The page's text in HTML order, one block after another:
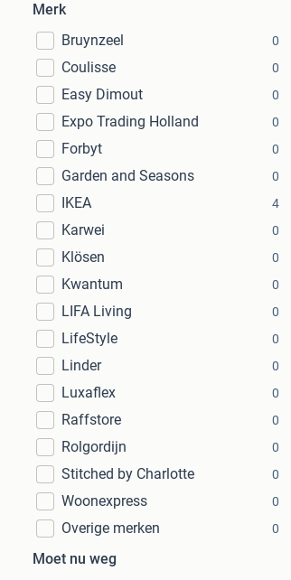
Merk
Bruynzeel
0
Coulisse 0
Easy Dimout 0
Expo Trading Holland 0
Forbyt 0
Garden and Seasons 0
IKEA 4
Karwei 0
Klösen 0
Kwantum 0
LIFA Living 0
LifeStyle 0
Linder 0
Luxaflex 0
Raffstore 0
Rolgordijn 0
Stitched by Charlotte 0
Woonexpress 0
Overige merken 0
Moet nu weg